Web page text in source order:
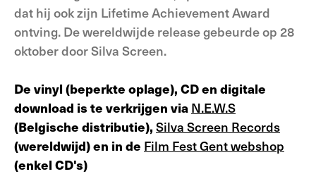
dat hij ook zijn Lifetime Achievement Award
ontving. De wereldwijde release gebeurde op 28
oktober door Silva Screen.
De vinyl (beperkte oplage), CD en digitale
download is te verkrijgen via N.E.W.S
(Belgische distributie), Silva Screen Records
(wereldwijd) en in de Film Fest Gent webshop
(enkel CD's)